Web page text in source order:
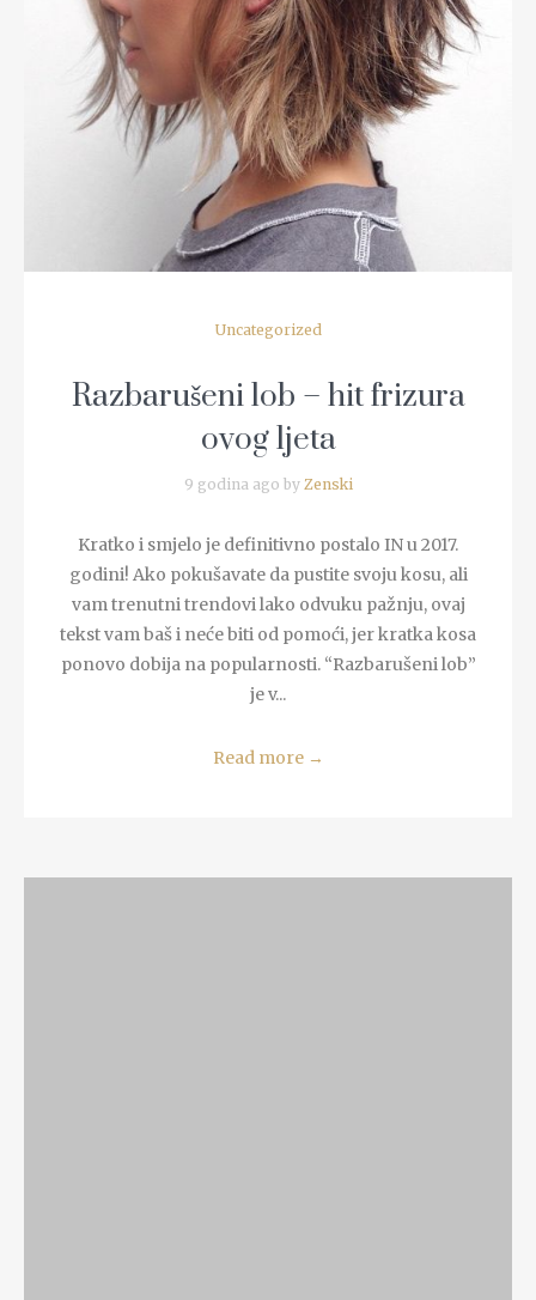
READ MORE
Uncategorized
Razbarušeni lob – hit frizura
ovog ljeta
9 godina ago by Zenski
Kratko i smjelo je definitivno postalo IN u 2017.
godini! Ako pokušavate da pustite svoju kosu, ali
vam trenutni trendovi lako odvuku pažnju, ovaj
tekst vam baš i neće biti od pomoći, jer kratka kosa
ponovo dobija na popularnosti. “Razbarušeni lob”
je v...
Read more →